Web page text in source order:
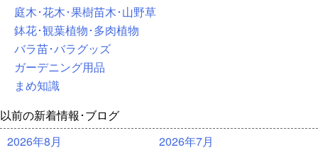
庭木･花木･果樹苗木･山野草
鉢花･観葉植物･多肉植物
バラ苗･バラグッズ
ガーデニング用品
まめ知識
以前の新着情報･ブログ
2026年8月
2026年7月